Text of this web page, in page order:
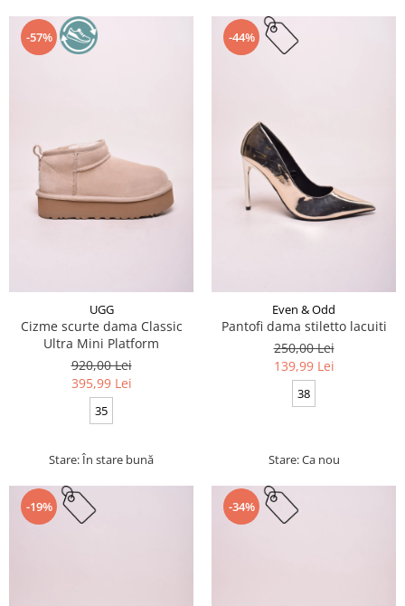
-57%
UGG
Cizme scurte dama Classic
Ultra Mini Platform
920,00 Lei
395,99 Lei
35
Stare: În stare bună
-44%
Even & Odd
Pantofi dama stiletto lacuiti
250,00 Lei
139,99 Lei
38
Stare: Ca nou
-19% -34%